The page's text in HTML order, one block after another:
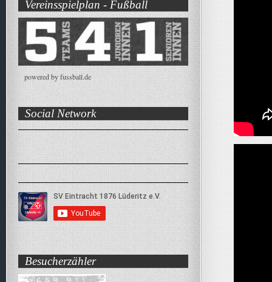
Vereinsspielplan - Fußball
powered by fussball.de
Social Network
Besucherzähler